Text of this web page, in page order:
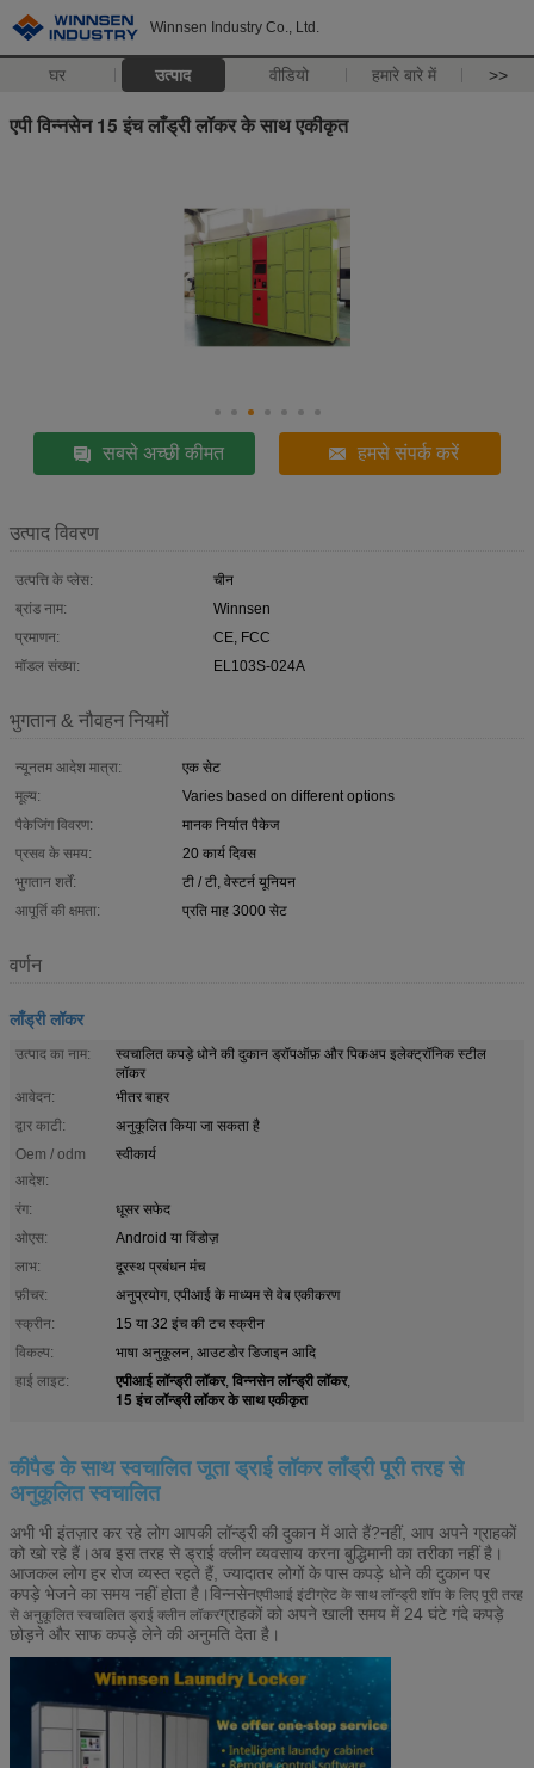
Winnsen Industry Co., Ltd.
घर उत्पाद वीडियो हमारे बारे में >>
एपी विन्नसेन 15 इंच लाँड्री लॉकर के साथ एकीकृत
सबसे अच्छी कीमत हमसे संपर्क करें
उत्पाद विवरण
उत्पत्ति के प्लेस:
चीन
ब्रांड नाम:
Winnsen
प्रमाणन:
CE, FCC
मॉडल संख्या:
EL103S-024A
भुगतान & नौवहन नियमों
न्यूनतम आदेश मात्रा:
एक सेट
मूल्य:
Varies based on different options
पैकेजिंग विवरण:
मानक निर्यात पैकेज
प्रसव के समय:
20 कार्य दिवस
भुगतान शर्तें:
टी / टी, वेस्टर्न यूनियन
आपूर्ति की क्षमता:
प्रति माह 3000 सेट
वर्णन
लाँड्री लॉकर
उत्पाद का नाम:
स्वचालित कपड़े धोने की दुकान ड्रॉपऑफ़ और पिकअप इलेक्ट्रॉनिक स्टील
लॉकर
आवेदन:
भीतर बाहर
द्वार काटी:
अनुकूलित किया जा सकता है
Oem / odm
आदेश:
स्वीकार्य
रंग:
धूसर सफेद
ओएस:
Android या विंडोज़
लाभ:
दूरस्थ प्रबंधन मंच
फ़ीचर:
अनुप्रयोग, एपीआई के माध्यम से वेब एकीकरण
स्क्रीन:
15 या 32 इंच की टच स्क्रीन
विकल्प:
भाषा अनुकूलन, आउटडोर डिजाइन आदि
हाई लाइट:
एपीआई लॉन्ड्री लॉकर, विन्नसेन लॉन्ड्री लॉकर,
15 इंच लॉन्ड्री लॉकर के साथ एकीकृत
कीपैड के साथ स्वचालित जूता ड्राई लॉकर लाँड्री पूरी तरह से
अनुकूलित स्वचालित
अभी भी इंतज़ार कर रहे लोग आपकी लॉन्ड्री की दुकान में आते हैं?नहीं, आप अपने ग्राहकों
को खो रहे हैं।अब इस तरह से ड्राई क्लीन व्यवसाय करना बुद्धिमानी का तरीका नहीं है।
आजकल लोग हर रोज व्यस्त रहते हैं, ज्यादातर लोगों के पास कपड़े धोने की दुकान पर
कपड़े भेजने का समय नहीं होता है।विन्नसेनएपीआई इंटीग्रेट के साथ लॉन्ड्री शॉप के लिए पूरी तरह
से अनुकूलित स्वचालित ड्राई क्लीन लॉकरग्राहकों को अपने खाली समय में 24 घंटे गंदे कपड़े
छोड़ने और साफ कपड़े लेने की अनुमति देता है।